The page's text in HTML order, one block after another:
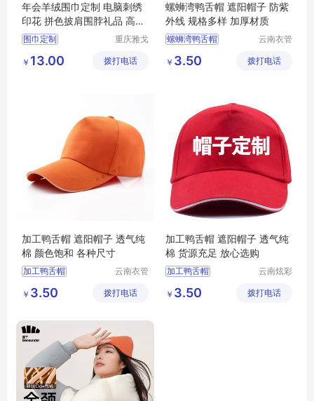
年会羊绒围巾定制 电脑刺绣
印花 拼色披肩围脖礼品 高端
时尚设计
围巾定制
年会围巾定制
重庆雅戈
有限公司
￥ 13.00 拨打电话
螺蛳湾鸭舌帽 遮阳帽子 防紫
外线 规格多样 加厚材质
螺蛳湾鸭舌帽
螺蛳湾鸭舌帽价格
云南衣管
限公司
￥ 3.50 拨打电话
加工鸭舌帽 遮阳帽子 透气纯
棉 颜色饱和 各种尺寸
加工鸭舌帽
加工鸭舌帽价格
遮阳帽子厂家
云南衣管
限公司
￥ 3.50 拨打电话
加工鸭舌帽 遮阳帽子 透气纯
棉 货源充足 放心选购
加工鸭舌帽
加工鸭舌帽价格
云南炫彩
公司
￥ 3.50 拨打电话